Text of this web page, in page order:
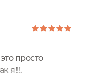
просто
я!!!.